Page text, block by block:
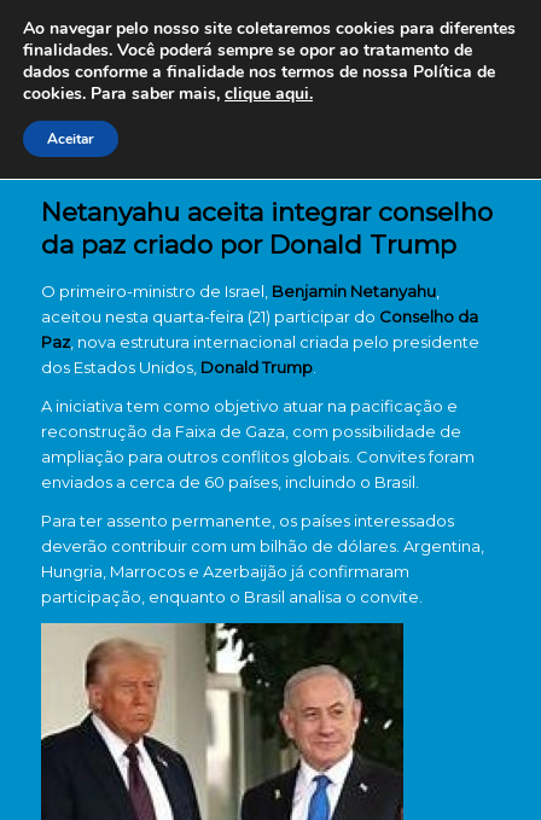
Netanyahu aceita integrar conselho
da paz criado por Donald Trump
O primeiro-ministro de Israel, Benjamin Netanyahu,
aceitou nesta quarta-feira (21) participar do Conselho da
Paz, nova estrutura internacional criada pelo presidente
dos Estados Unidos, Donald Trump.
A iniciativa tem como objetivo atuar na pacificação e
reconstrução da Faixa de Gaza, com possibilidade de
ampliação para outros conflitos globais. Convites foram
enviados a cerca de 60 países, incluindo o Brasil.
Para ter assento permanente, os países interessados
deverão contribuir com um bilhão de dólares. Argentina,
Hungria, Marrocos e Azerbaijão já confirmaram
participação, enquanto o Brasil analisa o convite.
Ao navegar pelo nosso site coletaremos cookies para diferentes
finalidades. Você poderá sempre se opor ao tratamento de
dados conforme a finalidade nos termos de nossa Política de
cookies. Para saber mais, clique aqui.
Aceitar